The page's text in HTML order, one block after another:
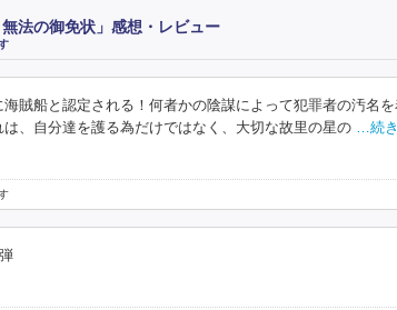
無法の御免状」感想・レビュー
賊船と認定される！何者かの陰謀によって犯罪者の汚名
、自分達を護る為だけではなく、大切な故里の星の …続